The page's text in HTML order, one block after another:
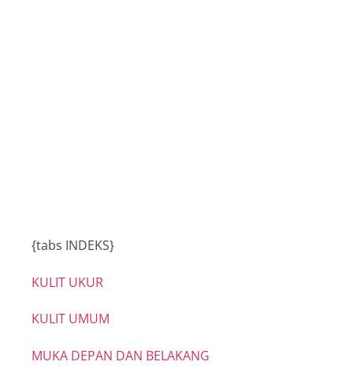
{tabs INDEKS}
KULIT UKUR
KULIT UMUM
MUKA DEPAN DAN BELAKANG